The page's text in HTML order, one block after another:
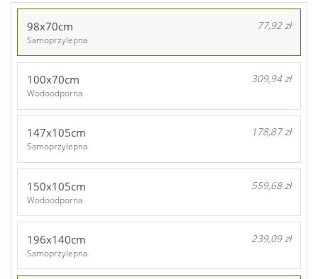
98x70cm 77,92 zł
Samoprzylepna
100x70cm 309,94 zł
Wodoodporna
147x105cm 178,87 zł
Samoprzylepna
150x105cm 559,68 zł
Wodoodporna
196x140cm 239,09 zł
Samoprzylepna